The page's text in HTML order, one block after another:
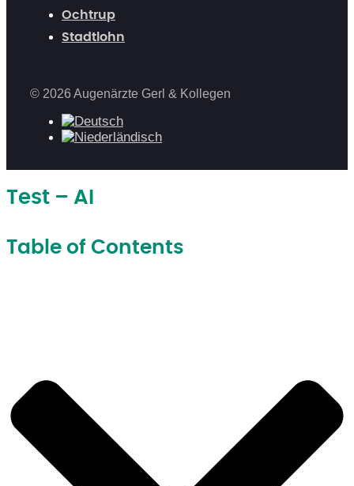
Ochtrup
Stadtlohn
© 2026 Augenärzte Gerl & Kollegen
Test – AI
Table of Contents